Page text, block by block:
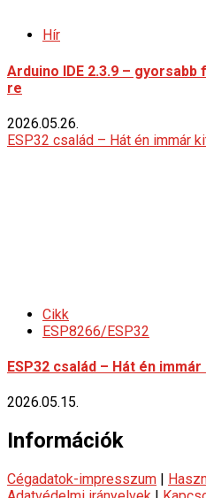
Hír
Arduino IDE 2.3.9 –
re
2026.05.26.
ESP32 család – Hát én immár
Cikk
ESP8266/ESP32
ESP32 család – Hát én
2026.05.15.
Információk
Cégadatok-impresszum